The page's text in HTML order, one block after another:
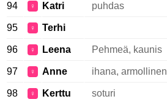
94 ♀ Katri puhdas
95 ♀ Terhi
96 ♀ Leena Pehmeä, kaunis
97 ♀ Anne ihana, armollinen
98 ♀ Kerttu soturi